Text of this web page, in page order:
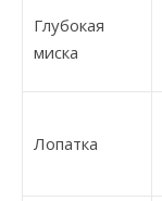
Глубокая
миска
Лопатка